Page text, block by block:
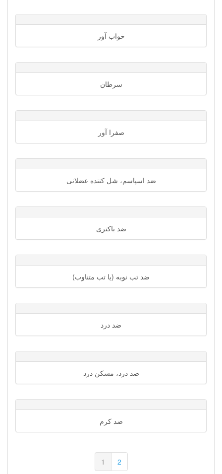
خواب آور
سرطان
صفرا آور
ضد اسپاسم، شل کننده عضلانی
ضد باکتری
ضد تب نوبه (یا تب متناوب)
ضد درد
ضد درد، مسکن درد
ضد کرم
2
1